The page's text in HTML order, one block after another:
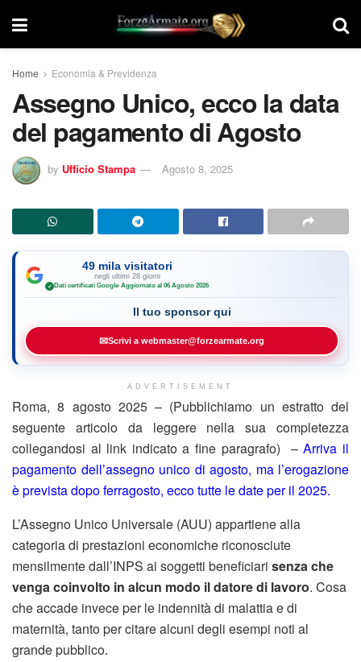
Home Economia & Previdenza
Assegno Unico, ecco la data
del pagamento di Agosto
by Ufficio Stampa Agosto 8, 2025
49 mila visitatori
negli ultimi 28 giorni
✓ Dati certificati Google·Aggiornato al 06 Agosto 2026
Il tuo sponsor qui
✉Scrivi a webmaster@forzearmate.org
ADVERTISEMENT
Roma, 8 agosto 2025 – (Pubblichiamo un estratto del
seguente articolo da leggere nella sua completezza
collegandosi al link indicato a fine paragrafo) –Arriva il
pagamento dell’assegno unico di agosto, ma l’erogazione
è prevista dopo ferragosto, ecco tutte le date per il 2025.
L’Assegno Unico Universale (AUU) appartiene alla
categoria di prestazioni economiche riconosciute
mensilmente dall’INPS ai soggetti beneficiari senza che
venga coinvolto in alcun modo il datore di lavoro. Cosa
che accade invece per le indennità di malattia e di
maternità, tanto per citare alcuni degli esempi noti al
grande pubblico.